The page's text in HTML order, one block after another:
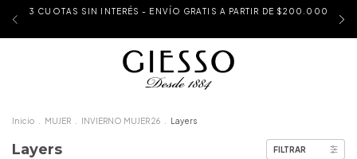
3 CUOTAS SIN INTERÉS - ENVÍO GRATIS A PARTIR DE $200.000
Inicio MUJER INVIERNO MUJER 26 Layers
Layers FILTRAR